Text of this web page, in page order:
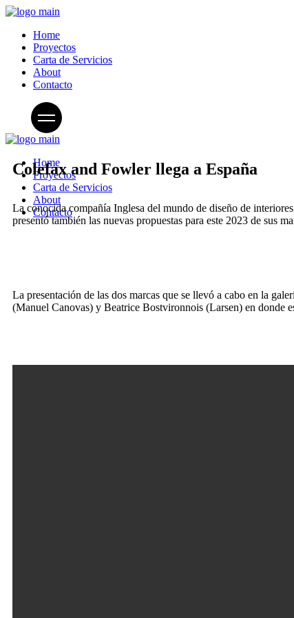
Home
Proyectos
Carta de Servicios
About
Contacto
Home
Proyectos
Carta de Servicios
About
Contacto
Colefax and Fowler llega a España
La conocida compañía Inglesa del mundo de diseño de
presentó también las nuevas propuestas para este 2023 de sus
La presentación de las dos marcas que se llevó a cabo en la
(Manuel Canovas) y Beatrice Bostvironnois (Larsen) en donde